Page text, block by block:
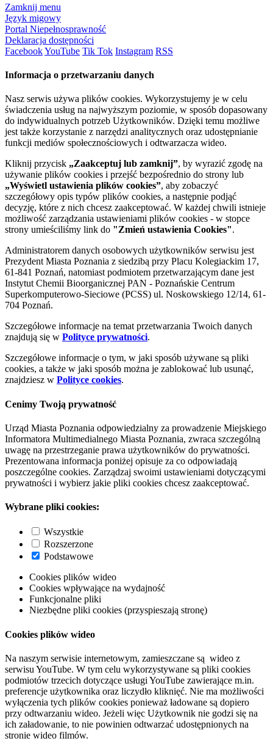
Zamknij menu
Język migowy
Portal Niepełnosprawność
Deklaracja dostępności
FacebookYouTube Tik Tok Instagram RSS
Informacja o przetwarzaniu danych
Nasz serwis używa plików cookies. Wykorzystujemy je w celu
świadczenia usług na najwyższym poziomie, w sposób dopasowany
do indywidualnych potrzeb Użytkowników. Dzięki temu możliwe
jest także korzystanie z narzędzi analitycznych oraz udostępnianie
funkcji mediów społecznościowych i odtwarzacza wideo.
Kliknij przycisk „Zaakceptuj lub zamknij”, by wyrazić zgodę na
używanie plików cookies i przejść bezpośrednio do strony lub
„Wyświetl ustawienia plików cookies”, aby zobaczyć
szczegółowy opis typów plików cookies, a następnie podjąć
decyzję, które z nich chcesz zaakceptować. W każdej chwili istnieje
możliwość zarządzania ustawieniami plików cookies - w stopce
strony umieściliśmy link do "Zmień ustawienia Cookies".
Administratorem danych osobowych użytkowników serwisu jest
Prezydent Miasta Poznania z siedzibą przy Placu Kolegiackim 17,
61-841 Poznań, natomiast podmiotem przetwarzającym dane jest
Instytut Chemii Bioorganicznej PAN - Poznańskie Centrum
Superkomputerowo-Sieciowe (PCSS) ul. Noskowskiego 12/14, 61-
704 Poznań.
Szczegółowe informacje na temat przetwarzania Twoich danych
znajdują się w Polityce prywatności.
Szczegółowe informacje o tym, w jaki sposób używane są pliki
cookies, a także w jaki sposób można je zablokować lub usunąć,
znajdziesz w Polityce cookies.
Cenimy Twoją prywatność
Urząd Miasta Poznania odpowiedzialny za prowadzenie Miejskiego
Informatora Multimedialnego Miasta Poznania, zwraca szczególną
uwagę na przestrzeganie prawa użytkowników do prywatności.
Prezentowana informacja poniżej opisuje za co odpowiadają
poszczególne cookies. Zarządzaj swoimi ustawieniami dotyczącymi
prywatności i wybierz jakie pliki cookies chcesz zaakceptować.
Wybrane pliki cookies:
Wszystkie
Rozszerzone
Podstawowe
Cookies plików wideo
Cookies wpływające na wydajność
Funkcjonalne pliki
Niezbędne pliki cookies (przyspieszają stronę)
Cookies plików wideo
Na naszym serwisie internetowym, zamieszczane są wideo z
serwisu YouTube. W tym celu wykorzystywane są pliki cookies
podmiotów trzecich dotyczące usługi YouTube zawierające m.in.
preferencje użytkownika oraz liczydło kliknięć. Nie ma możliwości
wyłączenia tych plików cookies ponieważ ładowane są dopiero
przy odtwarzaniu wideo. Jeżeli więc Użytkownik nie godzi się na
ich załadowanie, to nie powinien odtwarzać udostępnionych na
stronie wideo filmów.